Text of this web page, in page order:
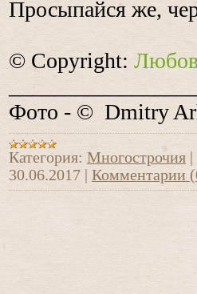
Просыпайся же,
© Copyright:
Фото - © Dmitry
Категория: Многострочия
30.06.2017
Комментарии